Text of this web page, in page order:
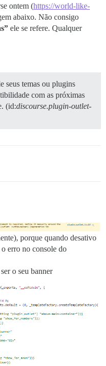
ontem (https://world-like-
abaixo. Não consigo
ele se refere. Qualquer
seus temas ou plugins
com as próximas
(id:discourse.plugin-outlet-
porque quando desativo
erro no console do
o seu banner